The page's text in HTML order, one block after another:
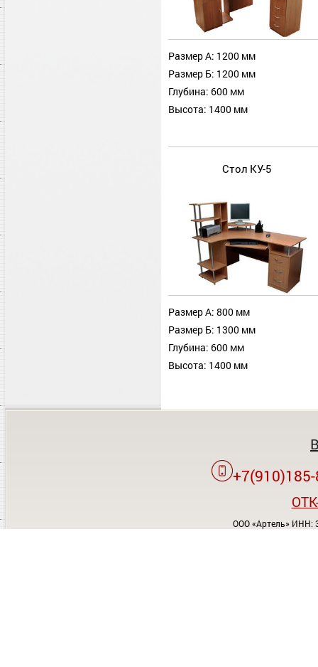
Размер А: 1200 мм
Размер Б: 1200 мм
Глубина: 600 мм
Высота: 1400 мм
Стол КУ-5
Размер А: 800 мм
Размер Б: 1300 мм
Глубина: 600 мм
Высота: 1400 мм
ООО «Артель» ИНН: